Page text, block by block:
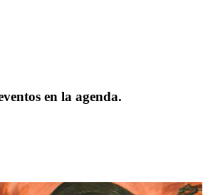
en la agenda.